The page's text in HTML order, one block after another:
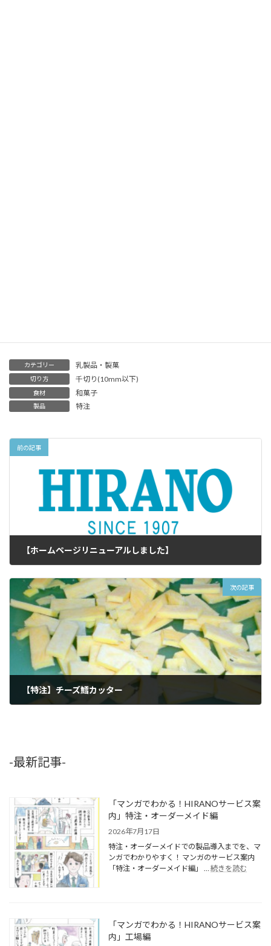
カテゴリー 乳製品・製菓
切り方 千切り(10mm以下)
食材 和菓子
製品 特注
前の記事
【ホームページリニューアルしました】
次の記事
【特注】チーズ鱈カッター
-最新記事-
「マンガでわかる！HIRANOサービス案
内」特注・オーダーメイド編
2026年7月17日
特注・オーダーメイドでの製品導入までを、マ
ンガでわかりやすく！ マンガのサービス案内
「特注・オーダーメイド編」 …続きを読む
「マンガでわかる！HIRANOサービス案
内」工場編